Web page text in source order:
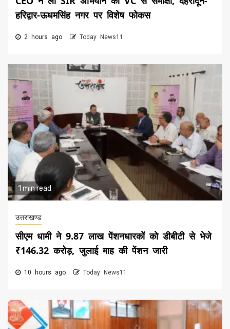
हरिद्वार-ऊधमसिंह नगर पर विशेष फोकस
2 hours ago Today News11
1 min read
उत्तराखण्ड
सीएम धामी ने 9.87 लाख पेंशनधारकों को डीबीटी से भेजे
₹146.32 करोड़, जुलाई माह की पेंशन जारी
10 hours ago Today News11